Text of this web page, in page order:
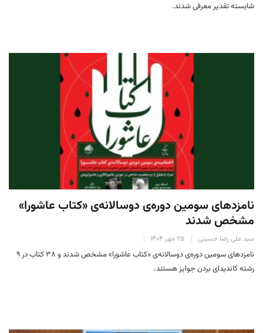
شایسته‌ تقدیر معرفی شدند.
نامزدهای سومین دوره‌ی دوسالانه‌ی «کتاب عاشورا»
مشخص شدند
سید علی رضا حسینی ۲۵ مهر ۱۴۰۴
نامزدهای سومین دوره‌ی دوسالانه‌ی «کتاب عاشورا» مشخص شدند و ۳۸ کتاب در ۹
رشته کاندیدای بردن جوایز هستند.